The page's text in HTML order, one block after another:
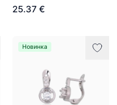
25.37 €
Новинка